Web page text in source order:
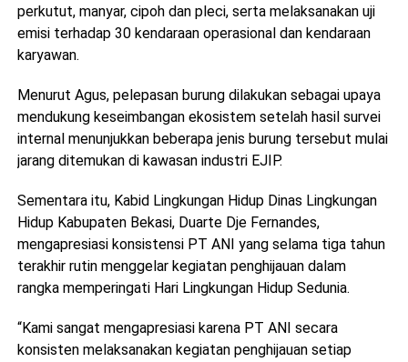
perkutut, manyar, cipoh dan pleci, serta melaksanakan uji
emisi terhadap 30 kendaraan operasional dan kendaraan
karyawan.
Menurut Agus, pelepasan burung dilakukan sebagai upaya
mendukung keseimbangan ekosistem setelah hasil survei
internal menunjukkan beberapa jenis burung tersebut mulai
jarang ditemukan di kawasan industri EJIP.
Sementara itu, Kabid Lingkungan Hidup Dinas Lingkungan
Hidup Kabupaten Bekasi, Duarte Dje Fernandes,
mengapresiasi konsistensi PT ANI yang selama tiga tahun
terakhir rutin menggelar kegiatan penghijauan dalam
rangka memperingati Hari Lingkungan Hidup Sedunia.
“Kami sangat mengapresiasi karena PT ANI secara
konsisten melaksanakan kegiatan penghijauan setiap